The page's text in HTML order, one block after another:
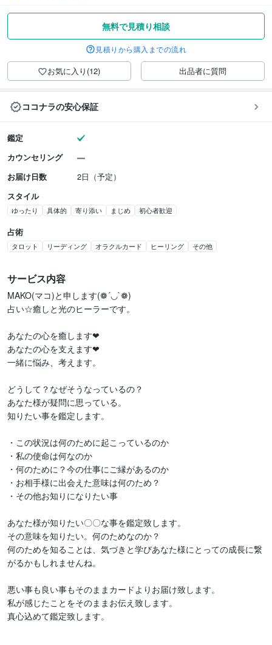
無料で見積り相談
見積りから購入までの流れ
お気に入り(12) 出品者に質問
ココナラの安心保証
鑑定
カウンセリング
お届け日数
2日（予定）
スタイル
ゆったり 具体的 寄り添い まじめ 初心者歓迎
占術
タロット リーディング オラクルカード ヒーリング その他
サービス内容
MAKO(マコ)と申します(❁´◡`❁)
占い☆癒しと光のヒーラーです。
あなたの心を癒します❤
あなたの心を支えます❤
一緒に悩み、考えます。
どうして？なぜそうなっているの？
あなた様が疑問に思っている。
知りたい事を鑑定します。
・この状況は何のために起こっているのか
・私の使命は何なのか
・何のために？今の仕事にご縁があるのか
・お相手様に出会えた意味は何のため？
・その他お知りになりたい事
あなた様が知りたい〇〇な事を鑑定致します。
その意味を知りたい。何のためなのか？
何のためを知ることは、気づきと学びあなた様にとっての成長に繋
がるかもしれませんね。
悪い事も良い事もそのままカードよりお届け致します。
私が感じたことをそのままお伝え致します。
真心込めて鑑定致します。